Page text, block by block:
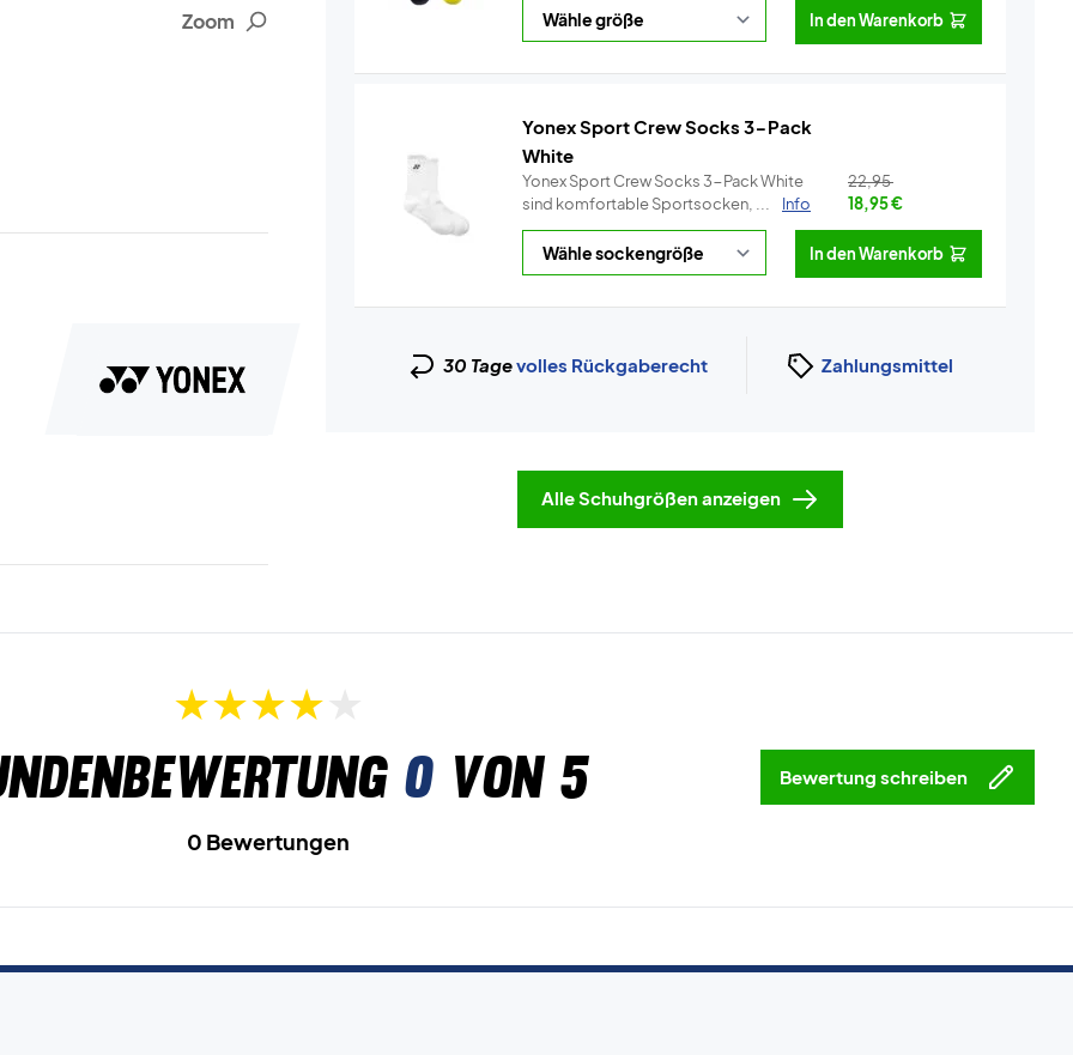
Zoom In den Warenkorb
Yonex Sport Crew Socks 3-Pack
White
Yonex Sport Crew Socks 3-Pack White
sind komfortable Sportsocken, ...
Info
22,95
18,95€
In den Warenkorb
30 Tagevolles Rückgaberecht Zahlungsmittel
Alle Schuhgrößen anzeigen
0von 5 Bewertung schreiben
0 Bewertungen